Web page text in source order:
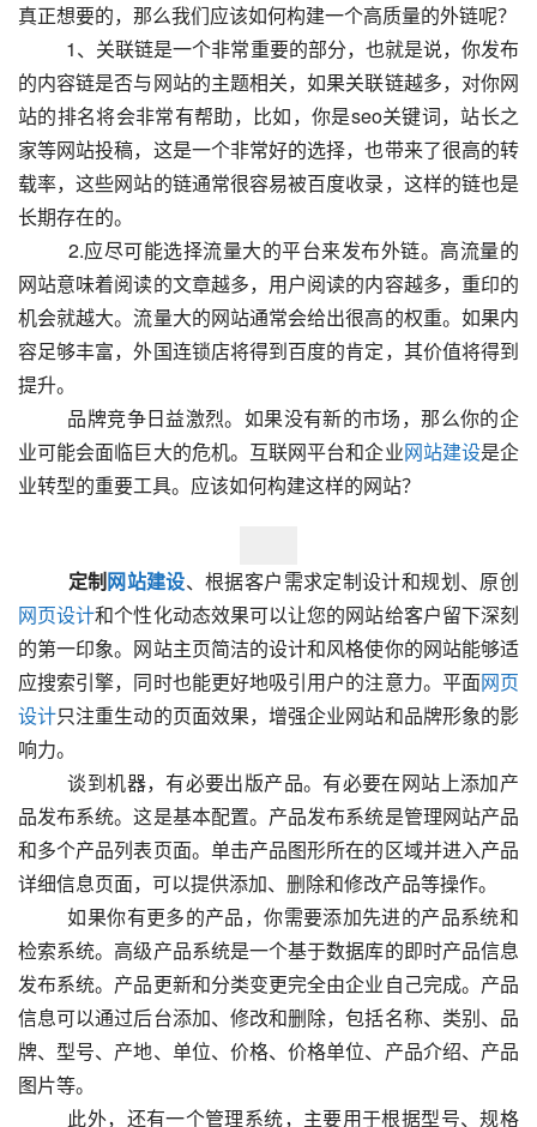
真正想要的，那么我们应该如何构建一个高质量的外链呢？
的内容链是否与网站的主题相关，如果关联链越多，对你网
站的排名将会非常有帮助，比如，你是seo关键词，站长之
家等网站投稿，这是一个非常好的选择，也带来了很高的转
载率，这些网站的链通常很容易被百度收录，这样的链也是
长期存在的。
网站意味着阅读的文章越多，用户阅读的内容越多，重印的
机会就越大。流量大的网站通常会给出很高的权重。如果内
容足够丰富，外国连锁店将得到百度的肯定，其价值将得到
提升。
业可能会面临巨大的危机。互联网平台和企业网站建设是企
业转型的重要工具。应该如何构建这样的网站？
定制网站建设、根据客户需求定制设计和规划、原创
网页设计和个性化动态效果可以让您的网站给客户留下深刻
的第一印象。网站主页简洁的设计和风格使你的网站能够适
应搜索引擎，同时也能更好地吸引用户的注意力。平面网页
设计只注重生动的页面效果，增强企业网站和品牌形象的影
响力。
品发布系统。这是基本配置。产品发布系统是管理网站产品
和多个产品列表页面。单击产品图形所在的区域并进入产品
详细信息页面，可以提供添加、删除和修改产品等操作。
检索系统。高级产品系统是一个基于数据库的即时产品信息
发布系统。产品更新和分类变更完全由企业自己完成。产品
信息可以通过后台添加、修改和删除，包括名称、类别、品
牌、型号、产地、单位、价格、价格单位、产品介绍、产品
图片等。